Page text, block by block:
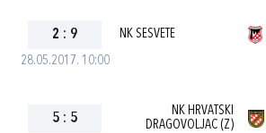
28.05.2017. 10:00
2 : 9 NK SESVETE
5 : 5
NK HRVATSKI
DRAGOVOLJAC (Z)